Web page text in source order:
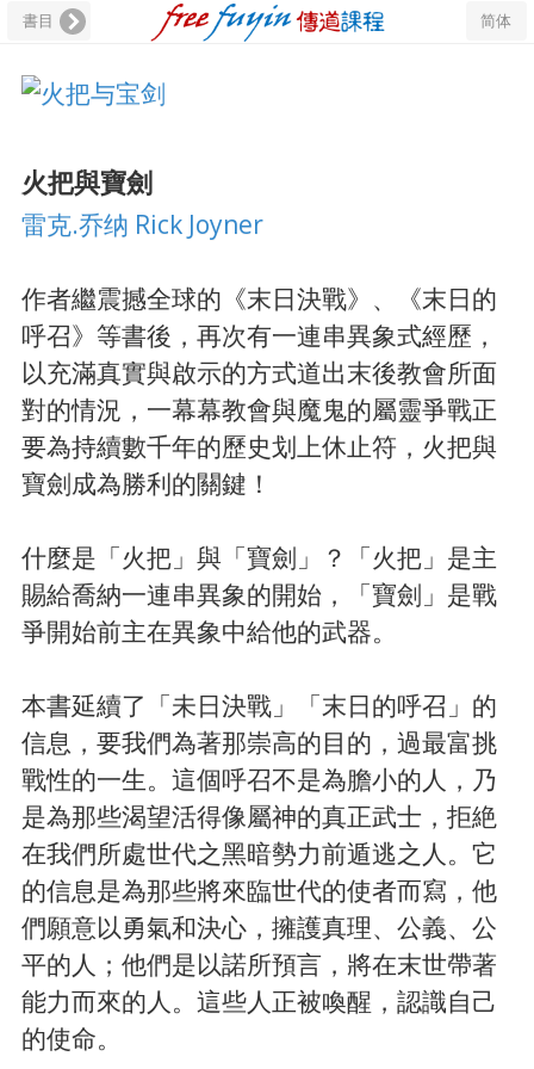
書目 简体
火把與寶劍
雷克.乔纳 Rick Joyner
作者繼震撼全球的《末日決戰》、《末日的
呼召》等書後，再次有一連串異象式經歷，
以充滿真實與啟示的方式道出末後教會所面
對的情況，一幕幕教會與魔鬼的屬靈爭戰正
要為持續數千年的歷史划上休止符，火把與
寶劍成為勝利的關鍵！
什麼是「火把」與「寶劍」？「火把」是主
賜給喬納一連串異象的開始，「寶劍」是戰
爭開始前主在異象中給他的武器。
本書延續了「未日決戰」「末日的呼召」的
信息，要我們為著那崇高的目的，過最富挑
戰性的一生。這個呼召不是為膽小的人，乃
是為那些渴望活得像屬神的真正武士，拒絶
在我們所處世代之黑暗勢力前遁逃之人。它
的信息是為那些將來臨世代的使者而寫，他
們願意以勇氣和決心，擁護真理、公義、公
平的人；他們是以諾所預言，將在末世帶著
能力而來的人。這些人正被喚醒，認識自己
的使命。